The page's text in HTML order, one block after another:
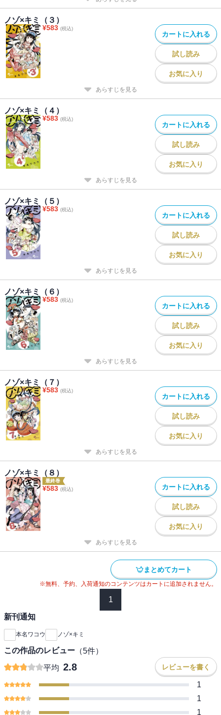
ノゾ×キミ（３）
¥583 (税込)
カートに入れる
試し読み
お気に入り
あらすじを見る
ノゾ×キミ（４）
¥583 (税込)
カートに入れる
試し読み
お気に入り
あらすじを見る
ノゾ×キミ（５）
¥583 (税込)
カートに入れる
試し読み
お気に入り
あらすじを見る
ノゾ×キミ（６）
¥583 (税込)
カートに入れる
試し読み
お気に入り
あらすじを見る
ノゾ×キミ（７）
¥583 (税込)
カートに入れる
試し読み
お気に入り
あらすじを見る
ノゾ×キミ（８）
最終巻
¥583 (税込) カートに入れる
試し読み
お気に入り
あらすじを見る
まとめてカート
※無料、予約、入荷通知のコンテンツはカートに追加されません。
1
新刊通知
本名ワコウ ノゾ×キミ
この作品のレビュー （5件）
平均 2.8 レビューを書く
1
1
1